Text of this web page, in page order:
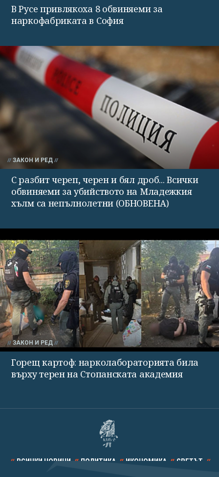
В Русе привлякоха 8 обвиняеми за
наркофабриката в София
ЗАКОН И РЕД
С разбит череп, черен и бял дроб... Всички
обвиняеми за убийството на Младежкия
хълм са непълнолетни (ОБНОВЕНА)
ЗАКОН И РЕД
Горещ картоф: нарколабораторията била
върху терен на Стопанската академия
ВСИЧКИ НОВИНИ ПОЛИТИКА ИКОНОМИКА СВЕТЪТ